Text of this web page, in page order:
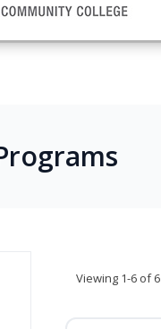
Viewing 1-6 of 6